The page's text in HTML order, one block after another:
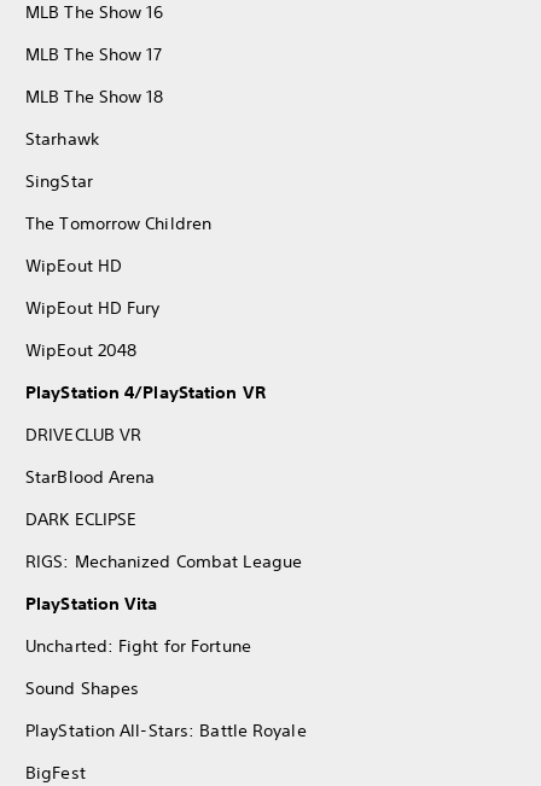
MLB The Show 16
MLB The Show 17
MLB The Show 18
Starhawk
SingStar
The Tomorrow Children
WipEout HD
WipEout HD Fury
WipEout 2048
PlayStation 4/PlayStation VR
DRIVECLUB VR
StarBlood Arena
DARK ECLIPSE
RIGS: Mechanized Combat League
PlayStation Vita
Uncharted: Fight for Fortune
Sound Shapes
PlayStation All-Stars: Battle Royale
BigFest